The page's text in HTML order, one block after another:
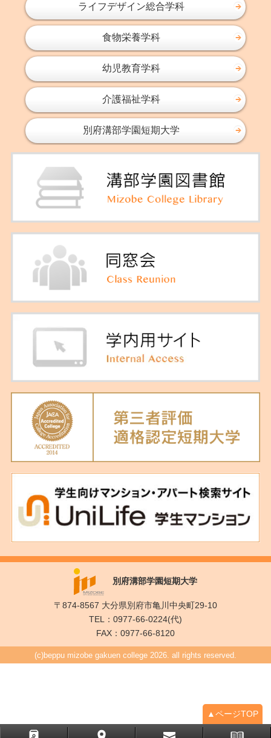
ライフデザイン総合学科
食物栄養学科
幼児教育学科
介護福祉学科
別府溝部学園短期大学
▲ページTOP
別府溝部学園短期大学
〒874-8567 大分県別府市亀川中央町29-10
TEL：0977-66-0224(代)
FAX：0977-66-8120
(c)beppu mizobe gakuen college 2026. all rights reserved.